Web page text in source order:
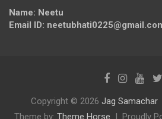
Name: Neetu
Email ID:
Copyright © 2026 Jag Samachar
Theme by: Theme Horse Proudly